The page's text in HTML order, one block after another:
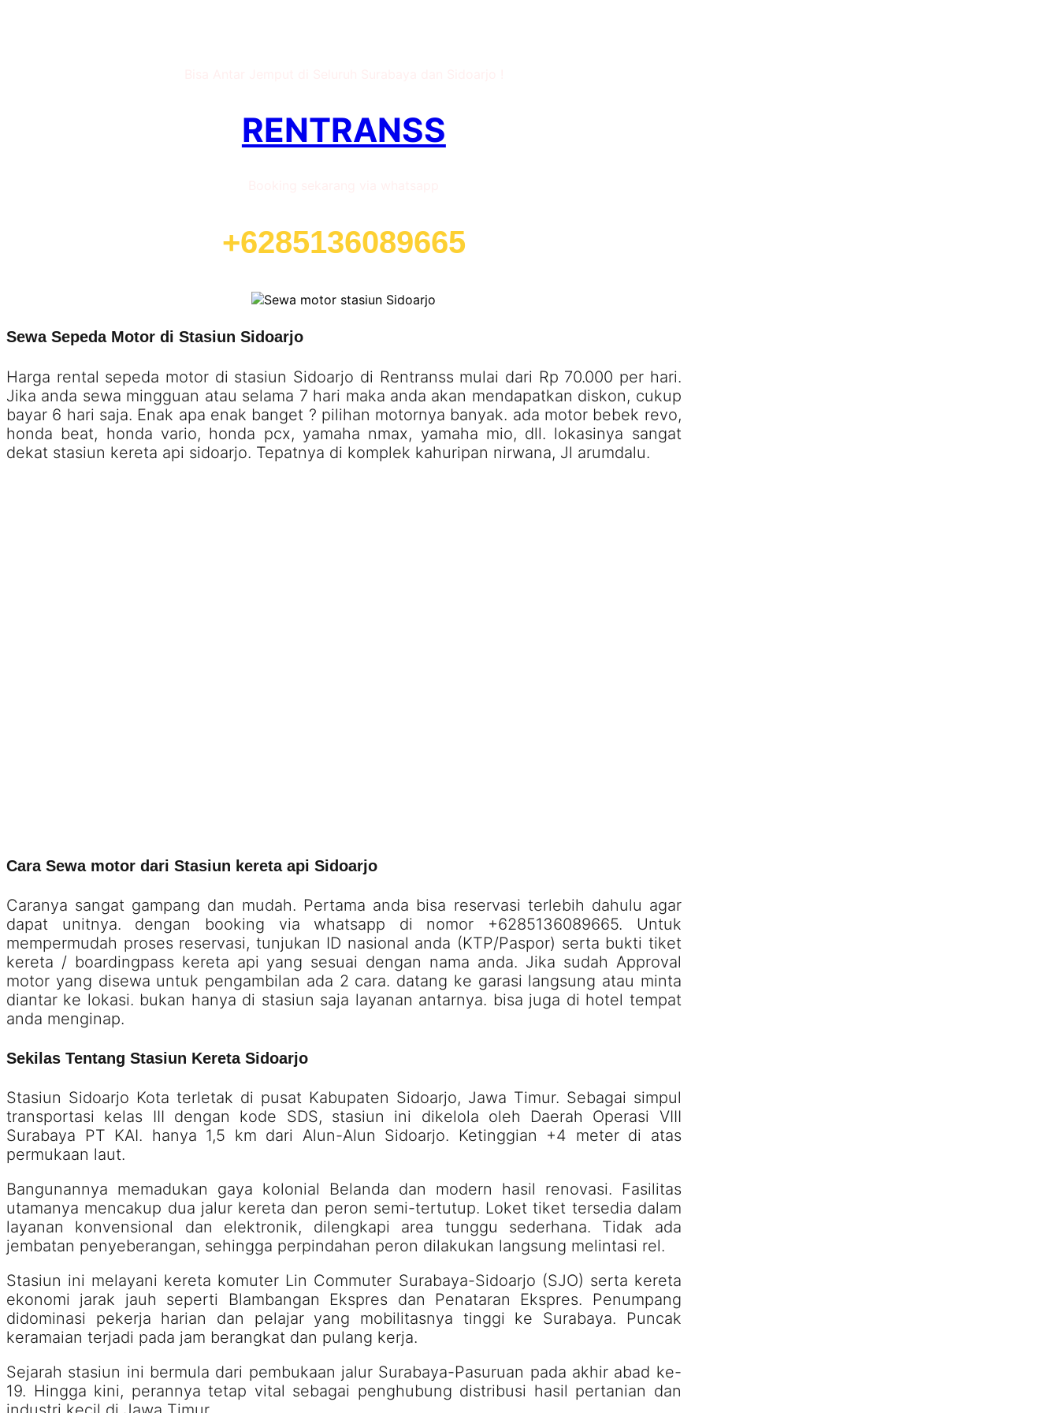
RENTRANSS
+6285136089665
Sewa Sepeda Motor di Stasiun Sidoarjo
Harga rental sepeda motor di stasiun Sidoarjo di Rentranss mulai dari Rp 70.000 per hari.
Jika anda sewa mingguan atau selama 7 hari maka anda akan mendapatkan diskon, cukup
bayar 6 hari saja. Enak apa enak banget ? pilihan motornya banyak. ada motor bebek revo,
honda beat, honda vario, honda pcx, yamaha nmax, yamaha mio, dll. lokasinya sangat
dekat stasiun kereta api sidoarjo. Tepatnya di komplek kahuripan nirwana, Jl arumdalu.
Cara Sewa motor dari Stasiun kereta api Sidoarjo
Caranya sangat gampang dan mudah. Pertama anda bisa reservasi terlebih dahulu agar
dapat unitnya. dengan booking via whatsapp di nomor +6285136089665. Untuk
mempermudah proses reservasi, tunjukan ID nasional anda (KTP/Paspor) serta bukti tiket
kereta / boardingpass kereta api yang sesuai dengan nama anda. Jika sudah Approval
motor yang disewa untuk pengambilan ada 2 cara. datang ke garasi langsung atau minta
diantar ke lokasi. bukan hanya di stasiun saja layanan antarnya. bisa juga di hotel tempat
anda menginap.
Sekilas Tentang Stasiun Kereta Sidoarjo
Stasiun Sidoarjo Kota terletak di pusat Kabupaten Sidoarjo, Jawa Timur. Sebagai simpul
transportasi kelas III dengan kode SDS, stasiun ini dikelola oleh Daerah Operasi VIII
Surabaya PT KAI. hanya 1,5 km dari Alun-Alun Sidoarjo. Ketinggian +4 meter di atas
permukaan laut.
Bangunannya memadukan gaya kolonial Belanda dan modern hasil renovasi. Fasilitas
utamanya mencakup dua jalur kereta dan peron semi-tertutup. Loket tiket tersedia dalam
layanan konvensional dan elektronik, dilengkapi area tunggu sederhana. Tidak ada
jembatan penyeberangan, sehingga perpindahan peron dilakukan langsung melintasi rel.
Stasiun ini melayani kereta komuter Lin Commuter Surabaya-Sidoarjo (SJO) serta kereta
ekonomi jarak jauh seperti Blambangan Ekspres dan Penataran Ekspres. Penumpang
didominasi pekerja harian dan pelajar yang mobilitasnya tinggi ke Surabaya. Puncak
keramaian terjadi pada jam berangkat dan pulang kerja.
Sejarah stasiun ini bermula dari pembukaan jalur Surabaya-Pasuruan pada akhir abad ke-
19. Hingga kini, perannya tetap vital sebagai penghubung distribusi hasil pertanian dan